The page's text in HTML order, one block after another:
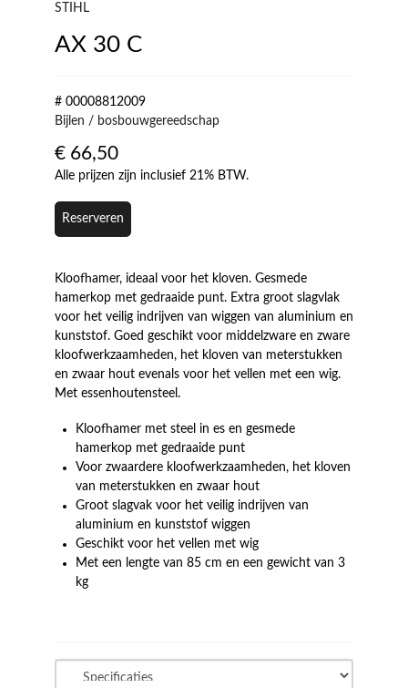
STIHL
AX 30 C
# 00008812009
Bijlen / bosbouwgereedschap
€ 66,50
Alle prijzen zijn inclusief 21% BTW.
Reserveren
Kloofhamer, ideaal voor het kloven. Gesmede
hamerkop met gedraaide punt. Extra groot slagvlak
voor het veilig indrijven van wiggen van aluminium en
kunststof. Goed geschikt voor middelzware en zware
kloofwerkzaamheden, het kloven van meterstukken
en zwaar hout evenals voor het vellen met een wig.
Met essenhoutensteel.
Kloofhamer met steel in es en gesmede
hamerkop met gedraaide punt
Voor zwaardere kloofwerkzaamheden, het kloven
van meterstukken en zwaar hout
Groot slagvak voor het veilig indrijven van
aluminium en kunststof wiggen
Geschikt voor het vellen met wig
Met een lengte van 85 cm en een gewicht van 3
kg